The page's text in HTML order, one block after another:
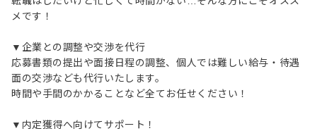
メです！
▼企業との調整や交渉を代行
応募書類の提出や面接日程の調整、個人では難しい給与・待遇
面の交渉なども代行いたします。
時間や手間のかかることなど全てお任せください！
▼内定獲得へ向けてサポート！